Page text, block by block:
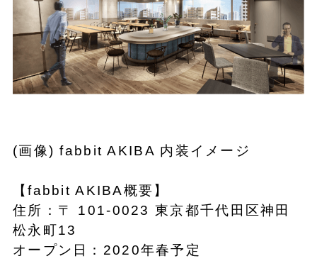
(画像) fabbit AKIBA 内装イメージ
【fabbit AKIBA概要】
住所：〒 101-0023 東京都千代田区神田
松永町13
オープン日：2020年春予定